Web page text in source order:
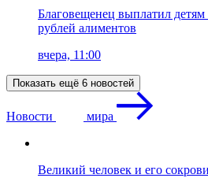
Благовещенец выплатил
рублей алиментов
вчера, 11:00
Показать ещё 6 новостей
Новости мира
Великий человек и его